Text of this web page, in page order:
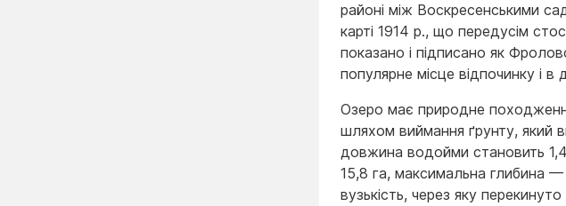
районі між Воскресенськими
карті 1914 р., що передусім
показано і підписано як
популярне місце відпочинку і
Озеро має природне
шляхом виймання ґрунту, який
довжина водойми становить
15,8 га, максимальна глибина
вузькість, через яку